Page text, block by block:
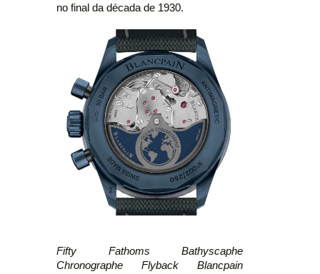
no final da década de 1930.
Fifty Fathoms Bathyscaphe
Chronographe Flyback Blancpain